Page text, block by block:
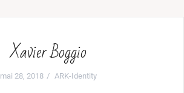
Xavier Boggio
mai 28, 2018 ARK-Identity